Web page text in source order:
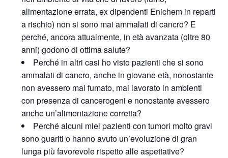
alimentazione errata, ex dipendenti Enichem in reparti
a rischio) non si sono mai ammalati di cancro? E
perché, ancora attualmente, in età avanzata (oltre 80
anni) godono di ottima salute?
Perché in altri casi ho visto pazienti che si sono
ammalati di cancro, anche in giovane età, nonostante
non avessero mai fumato, mai lavorato in ambienti
con presenza di cancerogeni e nonostante avessero
anche un’alimentazione corretta?
Perché alcuni miei pazienti con tumori molto gravi
sono guariti o hanno avuto un’evoluzione di gran
lunga più favorevole rispetto alle aspettative?